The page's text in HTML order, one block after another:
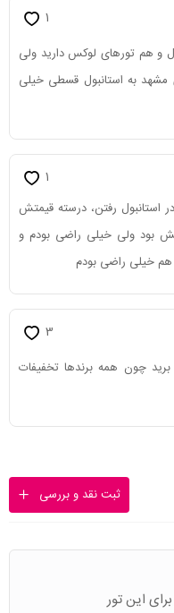
و هم تورهای لوکس دارید ولی
به استانبول قسطی خیلی
1
استانبول رفتن، درسته قیمتش
بخاطر 5ستاره بودنش بود ولی خیلی راضی بودم و
هم خیلی راضی بودم
1
برید چون همه برندها تخفیفات
3
ثبت نقد و بررسی